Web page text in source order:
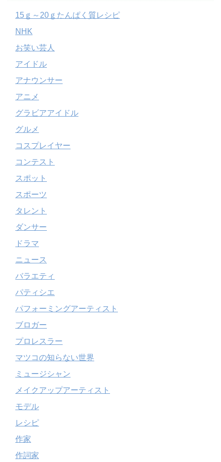
15ｇ～20ｇたんぱく質レシピ
NHK
お笑い芸人
アイドル
アナウンサー
アニメ
グラビアアイドル
グルメ
コスプレイヤー
コンテスト
スポット
スポーツ
タレント
ダンサー
ドラマ
ニュース
バラエティ
パティシエ
パフォーミングアーティスト
ブロガー
プロレスラー
マツコの知らない世界
ミュージシャン
メイクアップアーティスト
モデル
レシピ
作家
作詞家